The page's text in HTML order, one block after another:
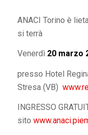
ANACI Torino è
si terrà
Venerdì 20 marzo
presso Hotel
Stresa (VB)
INGRESSO
sito